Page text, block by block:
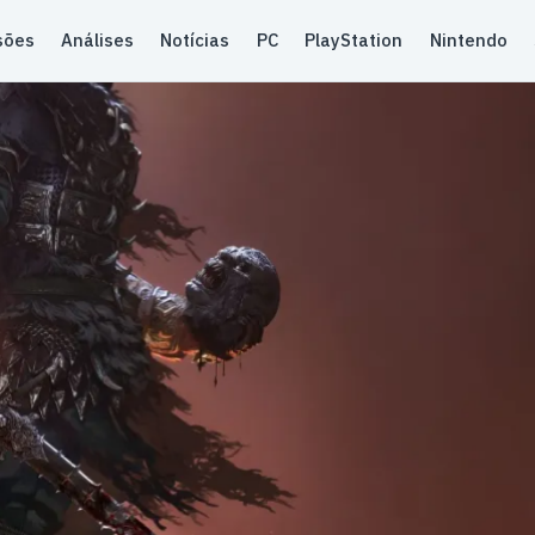
Análises Notícias PC PlayStation Nintendo